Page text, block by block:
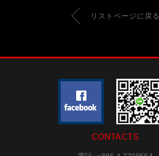
リストページに戻る
CONTACTS